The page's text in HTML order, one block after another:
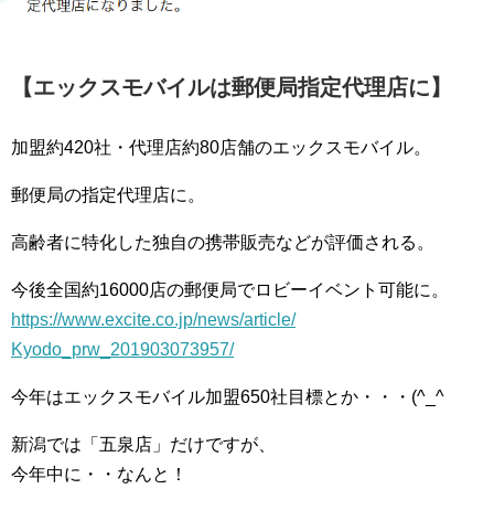
【エックスモバイルは郵便局指定代理店に】
加盟約420社・代理店約80店舗のエックスモバイル。
郵便局の指定代理店に。
高齢者に特化した独自の携帯販売などが評価される。
今後全国約16000店の郵便局でロビーイベント可能に 。
https://www.excite.co.jp/news/article/
Kyodo_prw_201903073957/
今年はエックスモバイル加盟650社目標とか・・・(^_^
新潟では「五泉店」だけですが、
今年中に・・なんと！